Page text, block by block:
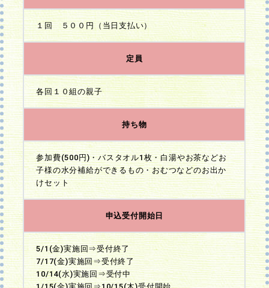
１回 ５００円（当日支払い）
定員
各回１０組の親子
持ち物
参加費(500円)・バスタオル1枚・白湯やお茶などお
子様の水分補給ができるもの・おむつなどのお出か
けセット
申込受付開始日
5/1(金)実施回⇒受付終了
7/17(金)実施回⇒受付終了
10/14(水)実施回⇒受付中